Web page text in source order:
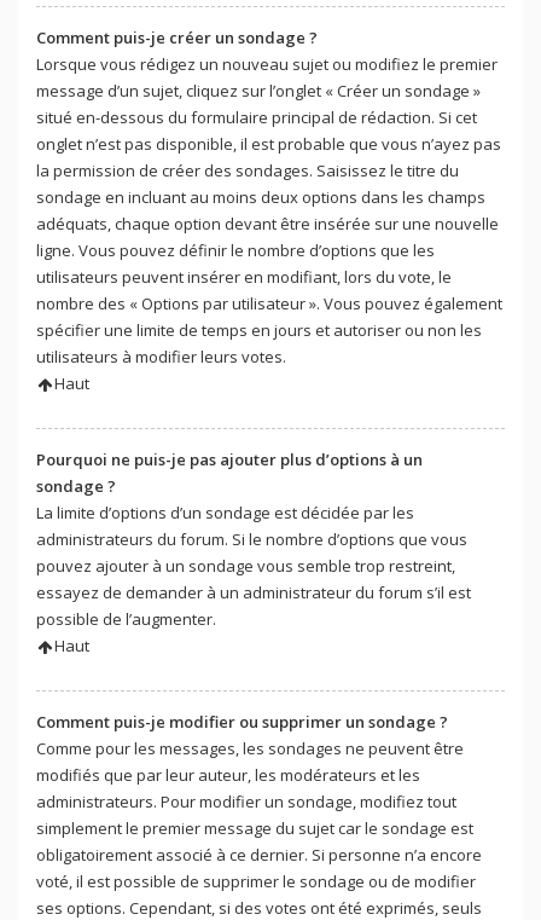
Comment puis-je créer un sondage ?
Lorsque vous rédigez un nouveau sujet ou modifiez le premier
message d’un sujet, cliquez sur l’onglet « Créer un sondage »
situé en-dessous du formulaire principal de rédaction. Si cet
onglet n’est pas disponible, il est probable que vous n’ayez pas
la permission de créer des sondages. Saisissez le titre du
sondage en incluant au moins deux options dans les champs
adéquats, chaque option devant être insérée sur une nouvelle
ligne. Vous pouvez définir le nombre d’options que les
utilisateurs peuvent insérer en modifiant, lors du vote, le
nombre des « Options par utilisateur ». Vous pouvez également
spécifier une limite de temps en jours et autoriser ou non les
utilisateurs à modifier leurs votes.
Haut
Pourquoi ne puis-je pas ajouter plus d’options à un
sondage ?
La limite d’options d’un sondage est décidée par les
administrateurs du forum. Si le nombre d’options que vous
pouvez ajouter à un sondage vous semble trop restreint,
essayez de demander à un administrateur du forum s’il est
possible de l’augmenter.
Haut
Comment puis-je modifier ou supprimer un sondage ?
Comme pour les messages, les sondages ne peuvent être
modifiés que par leur auteur, les modérateurs et les
administrateurs. Pour modifier un sondage, modifiez tout
simplement le premier message du sujet car le sondage est
obligatoirement associé à ce dernier. Si personne n’a encore
voté, il est possible de supprimer le sondage ou de modifier
ses options. Cependant, si des votes ont été exprimés, seuls